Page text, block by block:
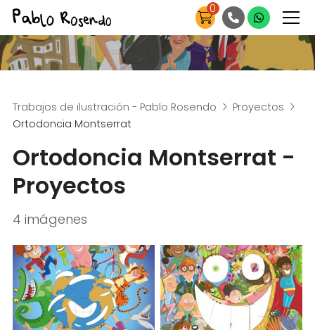
0
Trabajos de ilustración - Pablo Rosendo
Proyectos
Ortodoncia Montserrat
Ortodoncia Montserrat -
Proyectos
4 imágenes